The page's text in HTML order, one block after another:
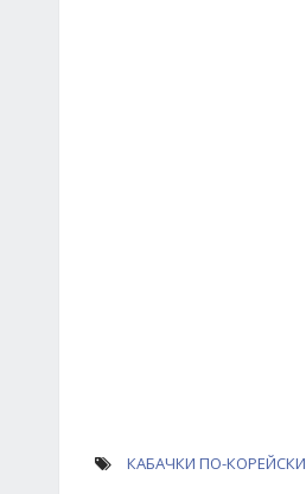
КАБАЧКИ ПО-КОРЕЙСКИ